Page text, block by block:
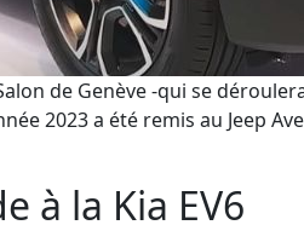
de Genève-qui se
2023 a été remis au Jeep A
à la Kia EV6